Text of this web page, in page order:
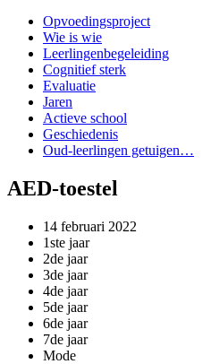
Opvoedingsproject
Wie is wie
Leerlingenbegeleiding
Cognitief sterk
Evaluatie
Jaren
Actieve school
Geschiedenis
Oud-leerlingen getuigen…
AED-toestel
14 februari 2022
1ste jaar
2de jaar
3de jaar
4de jaar
5de jaar
6de jaar
7de jaar
Mode